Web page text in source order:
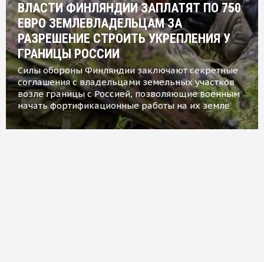
ВЛАСТИ ФИНЛЯНДИИ ЗАПЛАТЯТ ПО 750
ЕВРО ЗЕМЛЕВЛАДЕЛЬЦАМ ЗА
РАЗРЕШЕНИЕ СТРОИТЬ УКРЕПЛЕНИЯ У
ГРАНИЦЫ РОССИИ
Силы обороны Финляндии заключают секретные
соглашения с владельцами земельных участков
возле границы с Россией, позволяющие военным
начать фортификационные работы на их земле